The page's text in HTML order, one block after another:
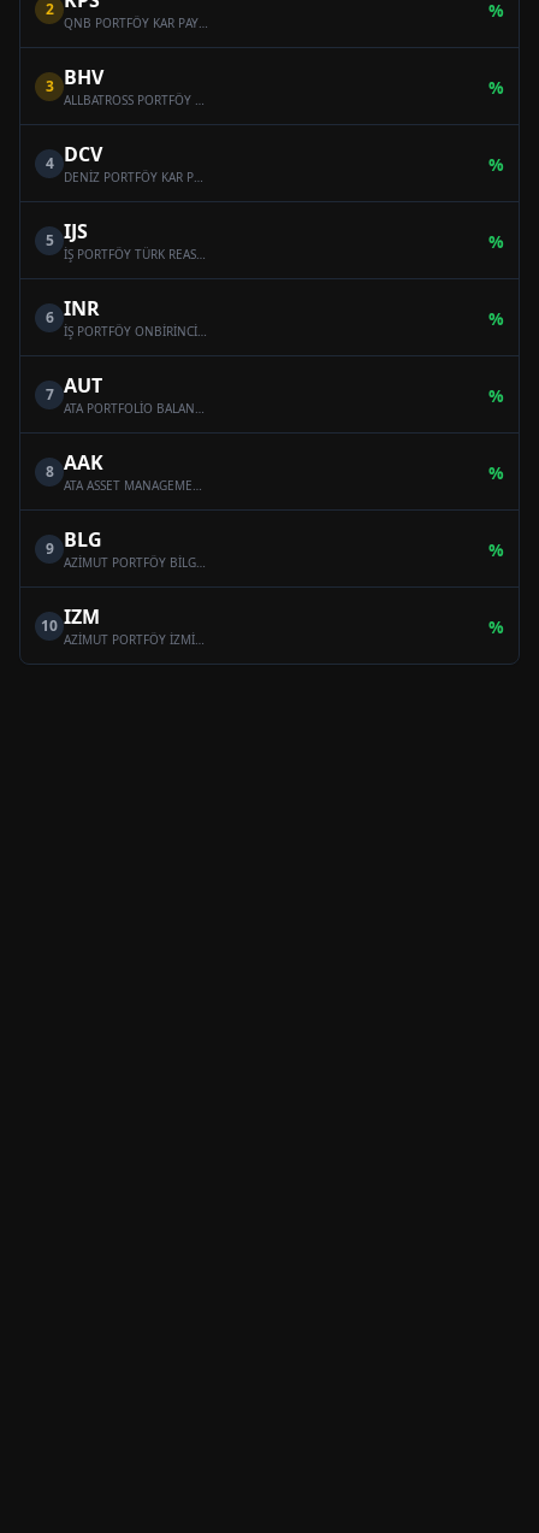
2
QNB PORTFÖY KAR PAYI ÖDEYEN ONİKİNCİ SERBEST (DÖVİZ) FON
%
3 BHV
ALLBATROSS PORTFÖY BAHAR HİSSE SENEDİ SERBEST FON (HİSSE SENEDİ YOĞUN FON)
%
4 DCV
DENİZ PORTFÖY KAR PAYI ÖDEYEN SERBEST (DÖVİZ) FON
%
5 IJS
İŞ PORTFÖY TÜRK REASÜRANS SERBEST ÖZEL FON
%
6 INR
İŞ PORTFÖY ONBİRİNCİ SERBEST (DÖVİZ) FON
%
7 AUT
ATA PORTFOLİO BALANCED VARİABLE FUND
%
8 AAK
ATA ASSET MANAGEMENT MULTI-ASSET VARIABLE FUND
%
9 BLG
AZİMUT PORTFÖY BİLGE SERBEST ÖZEL FON
%
10 IZM
AZİMUT PORTFÖY İZMİR SERBEST (TL) ÖZEL FON
%